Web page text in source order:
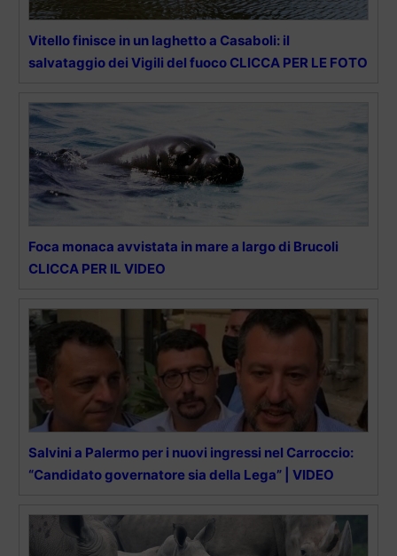
Vitello finisce in un laghetto a Casaboli: il
salvataggio dei Vigili del fuoco CLICCA PER LE FOTO
Foca monaca avvistata in mare a largo di Brucoli
CLICCA PER IL VIDEO
Salvini a Palermo per i nuovi ingressi nel Carroccio:
“Candidato governatore sia della Lega” | VIDEO